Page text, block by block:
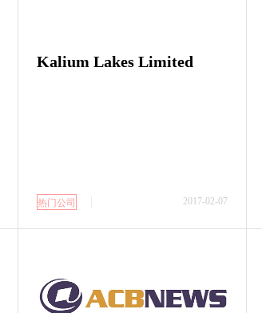
Kalium Lakes Limited
热门公司 2017-02-07